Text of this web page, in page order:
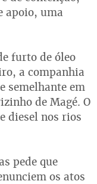
apoio, uma
furto de óleo
a companhia
semelhante em
de Magé. O
diesel nos rios
pede que
os atos